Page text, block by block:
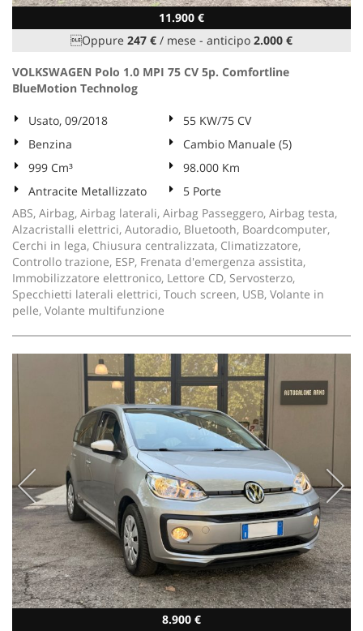
11.900 €
Oppure 247 € / mese - anticipo 2.000 €
VOLKSWAGEN Polo 1.0 MPI 75 CV 5p. Comfortline
BlueMotion Technolog
Usato, 09/2018
55 KW/75 CV
Benzina
Cambio Manuale (5)
999 Cm³
98.000 Km
Antracite Metallizzato
5 Porte
ABS, Airbag, Airbag laterali, Airbag Passeggero, Airbag testa,
Alzacristalli elettrici, Autoradio, Bluetooth, Boardcomputer,
Cerchi in lega, Chiusura centralizzata, Climatizzatore,
Controllo trazione, ESP, Frenata d'emergenza assistita,
Immobilizzatore elettronico, Lettore CD, Servosterzo,
Specchietti laterali elettrici, Touch screen, USB, Volante in
pelle, Volante multifunzione
8.900 €